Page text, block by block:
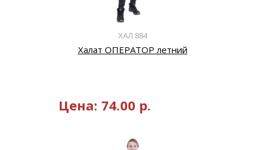
ХАЛ 884
Халат ОПЕРАТОР летний
Цена: 74.00 р.